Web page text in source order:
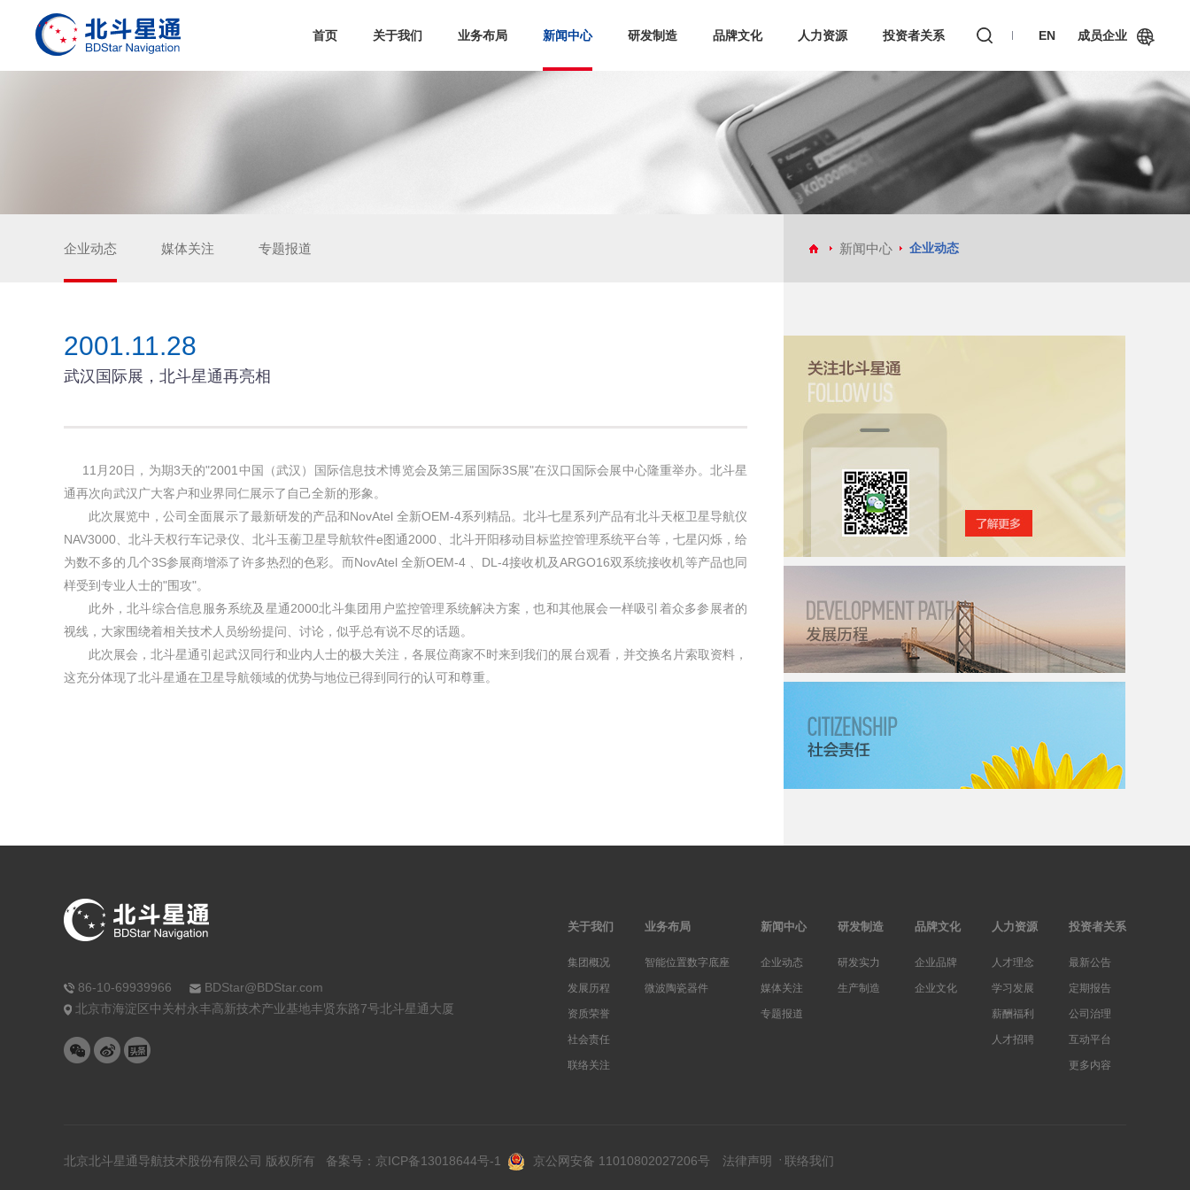
首页 关于我们 业务布局 新闻中心 研发制造 品牌文化 人力资源 投资者关系 EN 成员企业
和芯星通科技(北京）有限公司
嘉兴佳利电子有限公司
关注北斗星通
企业动态 媒体关注 专题报道 新闻中心 企业动态
2001.11.28
武汉国际展，北斗星通再亮相
11月20日，为期3天的"2001中国（武汉）国际信息技术博览会及第三届国际3S展"在汉口国际会展中心隆重举办。北斗星
通再次向武汉广大客户和业界同仁展示了自己全新的形象。
此次展览中，公司全面展示了最新研发的产品和NovAtel 全新OEM-4系列精品。北斗七星系列产品有北斗天枢卫星导航仪
NAV3000、北斗天权行车记录仪、北斗玉蘅卫星导航软件e图通2000、北斗开阳移动目标监控管理系统平台等，七星闪烁，给
为数不多的几个3S参展商增添了许多热烈的色彩。而NovAtel 全新OEM-4 、DL-4接收机及ARGO16双系统接收机等产品也同
样受到专业人士的"围攻"。
此外，北斗综合信息服务系统及星通2000北斗集团用户监控管理系统解决方案，也和其他展会一样吸引着众多参展者的
视线，大家围绕着相关技术人员纷纷提问、讨论，似乎总有说不尽的话题。
此次展会，北斗星通引起武汉同行和业内人士的极大关注，各展位商家不时来到我们的展台观看，并交换名片索取资料，
这充分体现了北斗星通在卫星导航领域的优势与地位已得到同行的认可和尊重。
86-10-69939966
BDStar@BDStar.com
北京市海淀区中关村永丰高新技术产业基地丰贤东路7号北斗星通大厦
关于我们
集团概况
发展历程
资质荣誉
社会责任
联络关注
业务布局
智能位置数字底座
微波陶瓷器件
新闻中心
企业动态
媒体关注
专题报道
研发制造
研发实力
生产制造
品牌文化
企业品牌
企业文化
人力资源
人才理念
学习发展
薪酬福利
人才招聘
投资者关系
最新公告
定期报告
公司治理
互动平台
更多内容
北京北斗星通导航技术股份有限公司 版权所有 备案号： 京ICP备13018644号-1 京公网安备 11010802027206号 法律声明 联络我们